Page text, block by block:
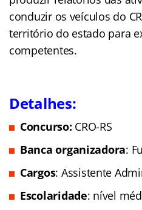
conduzir os veículos do
território do estado para
competentes.
Detalhes:
Concurso: CRO-RS
Banca organizadora:
Cargos: Assistente
Escolaridade: nível